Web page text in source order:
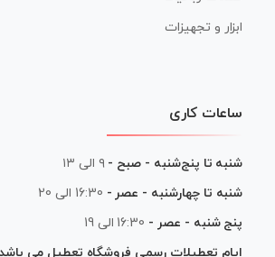
ابزار و تجهیزات
ساعات کاری
شنبه تا پنج‌شنبه - صبح - ۹ الی ۱۳
شنبه تا چهارشنبه - عصر - 16:30 الی 20
پنج شنبه - عصر - 16:30 الی 19
ایام تعطیلات رسمی فروشگاه تعطیل می باشد